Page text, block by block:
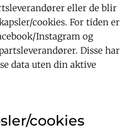
eller de blir
cookies. For tiden er
Instagram og
Disse har
data uten din aktive
cookies